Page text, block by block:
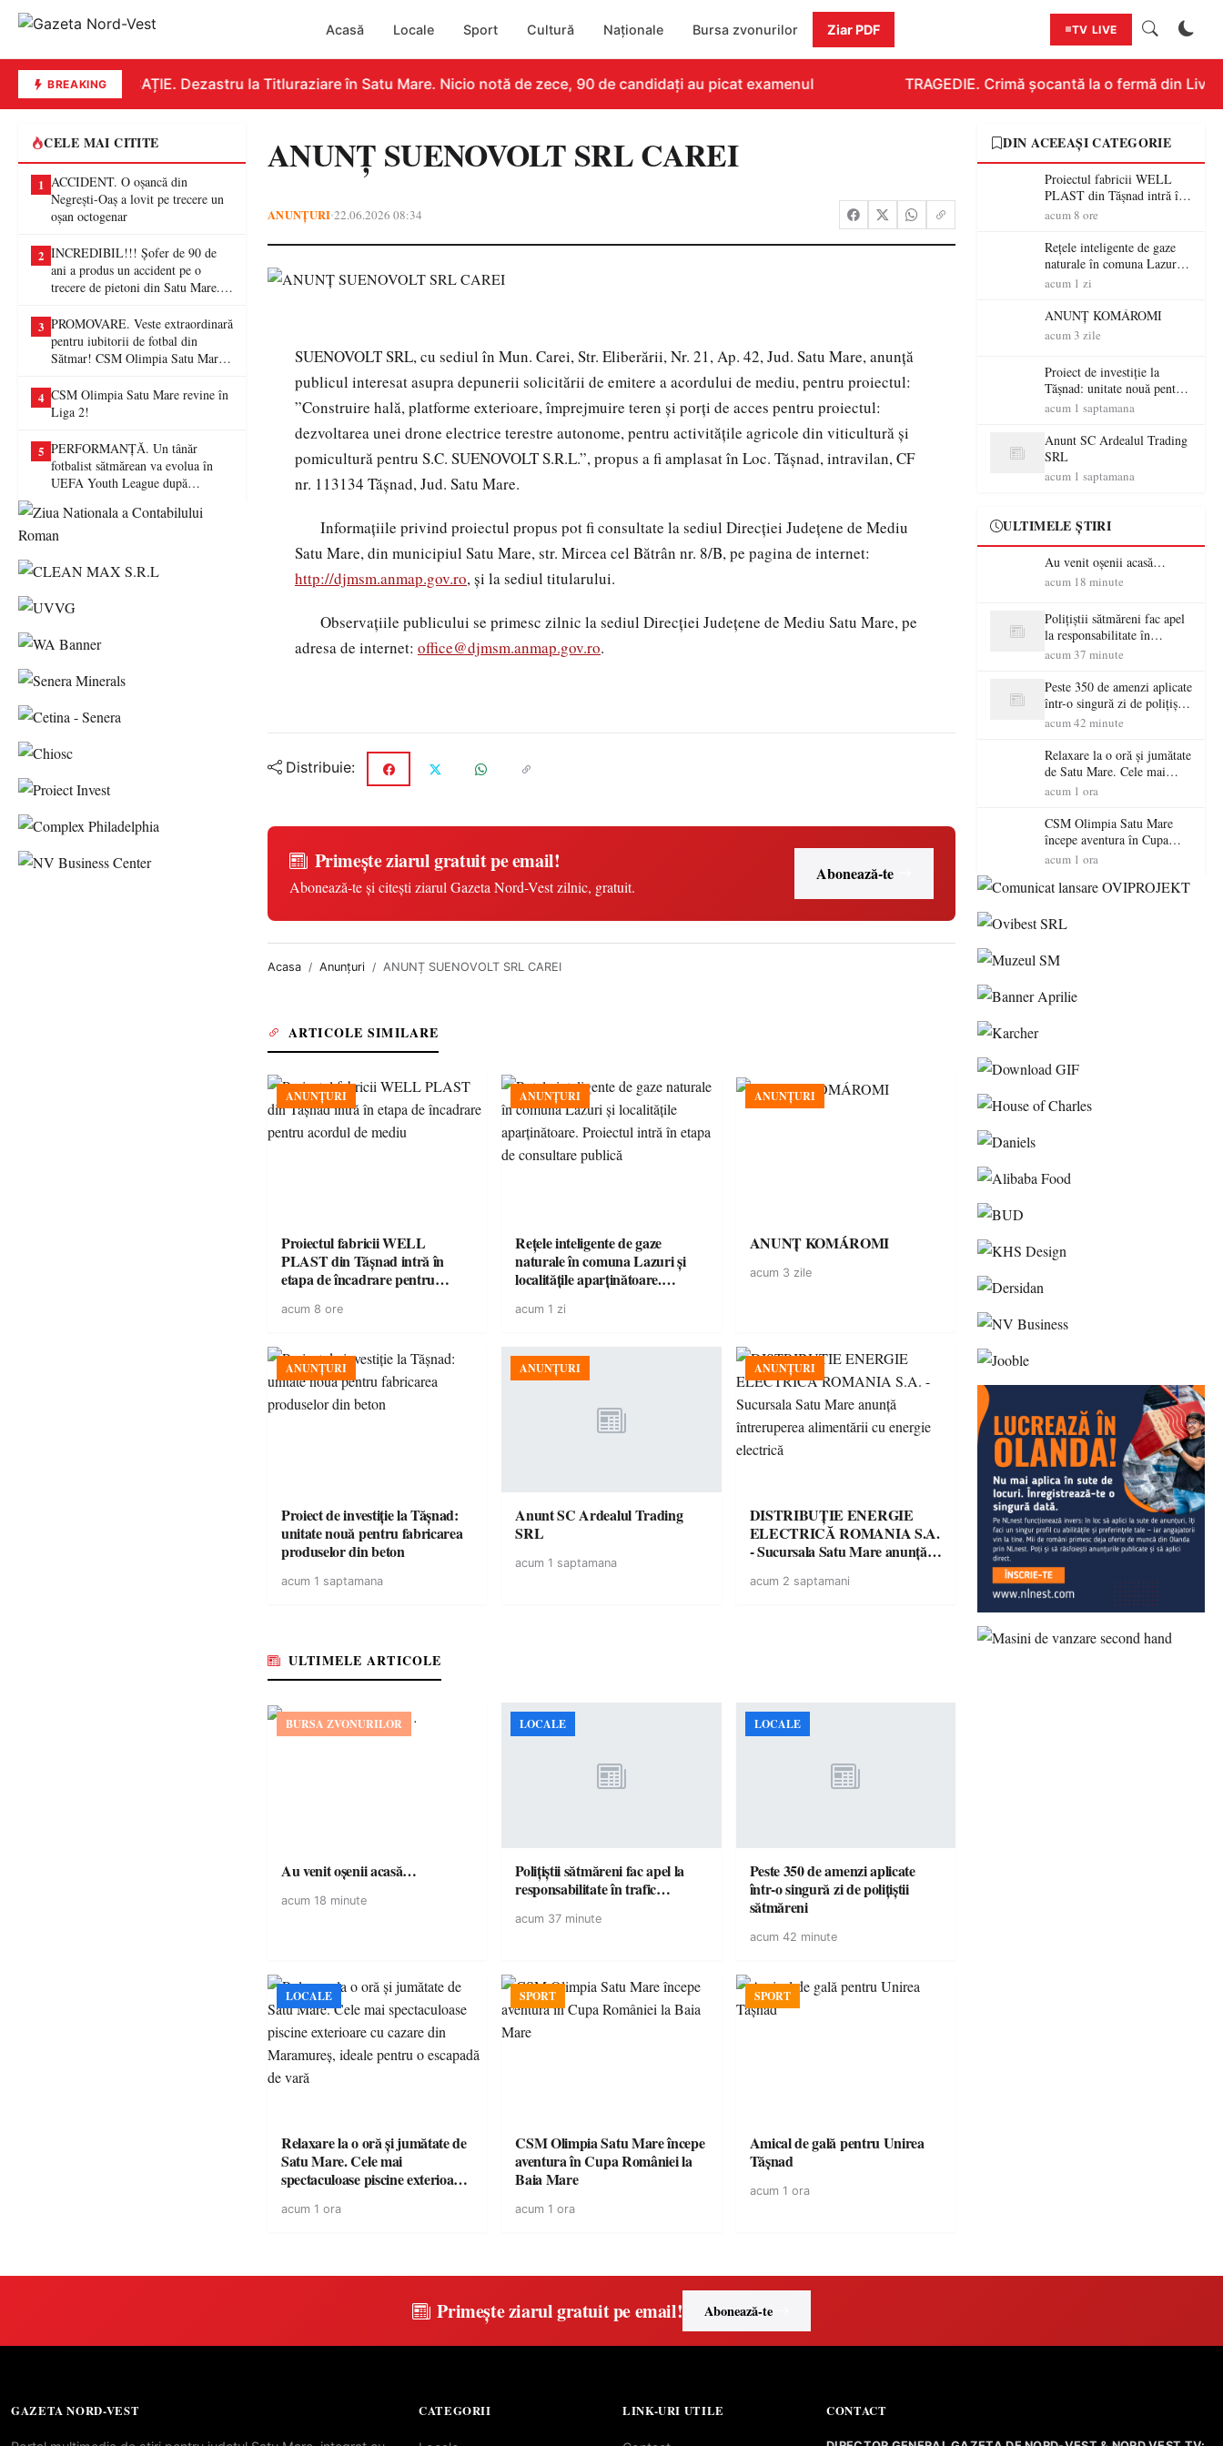
Acasă Locale Sport Cultură Naționale Bursa zvonurilor Ziar PDF TV LIVE
BREAKINGEDUCAȚIE. Dezastru la Titluraziare în Satu Mare. Nicio notă de zece, 90 de candidați au picat examenul TRAGEDIE. Crimă șocantă la o fermă din
CELE MAI CITITE
1 ACCIDENT. O oșancă din
Negrești-Oaș a lovit pe trecere un
oșan octogenar
2 INCREDIBIL!!! Șofer de 90 de
ani a produs un accident pe o
trecere de pietoni din Satu Mare. O
3 PROMOVARE. Veste extraordinară
pentru iubitorii de fotbal din
Sătmar! CSM Olimpia Satu Mare
4 CSM Olimpia Satu Mare revine în
Liga 2!
5 PERFORMANȚĂ. Un tânăr
fotbalist sătmărean va evolua în
UEFA Youth League după
ANUNȚ SUENOVOLT SRL CAREI
ANUNȚURI•22.06.2026 08:34
SUENOVOLT SRL, cu sediul în Mun. Carei, Str. Eliberării, Nr. 21, Ap. 42, Jud. Satu Mare, anunță
publicul interesat asupra depunerii solicitării de emitere a acordului de mediu, pentru proiectul:
”Construire hală, platforme exterioare, împrejmuire teren și porți de acces pentru proiectul:
dezvoltarea unei drone electrice terestre autonome, pentru activitățile agricole din viticultură și
pomicultură pentru S.C. SUENOVOLT S.R.L.”, propus a fi amplasat în Loc. Tășnad, intravilan, CF
nr. 113134 Tășnad, Jud. Satu Mare.
Informațiile privind proiectul propus pot fi consultate la sediul Direcției Județene de Mediu
Satu Mare, din municipiul Satu Mare, str. Mircea cel Bătrân nr. 8/B, pe pagina de internet:
http://djmsm.anmap.gov.ro, și la sediul titularului.
Observațiile publicului se primesc zilnic la sediul Direcției Județene de Mediu Satu Mare, pe
adresa de internet: office@djmsm.anmap.gov.ro.
Distribuie:
Primește ziarul gratuit pe email!
Abonează-te și citești ziarul Gazeta Nord-Vest zilnic, gratuit.
Abonează-te
Acasa Anunțuri ANUNȚ SUENOVOLT SRL CAREI
ARTICOLE SIMILARE
ANUNȚURI
Proiectul fabricii WELL
PLAST din Tășnad intră în
etapa de încadrare pentru
acum 8 ore
ANUNȚURI
Rețele inteligente de gaze
naturale în comuna Lazuri și
localitățile aparținătoare.
consultare publică
acum 1 zi
ANUNȚURI
ANUNȚ KOMÁROMI
acum 3 zile
ANUNȚURI
Proiect de investiție la Tășnad:
unitate nouă pentru fabricarea
produselor din beton
acum 1 saptamana
ANUNȚURI
Anunt SC Ardealul Trading
SRL
acum 1 saptamana
ANUNȚURI
DISTRIBUȚIE ENERGIE
ELECTRICĂ ROMANIA S.A.
- Sucursala Satu Mare anunţă
energie electrică
acum 2 saptamani
ULTIMELE ARTICOLE
BURSA ZVONURILOR
Au venit oșenii acasă…
acum 18 minute
LOCALE
Polițiștii sătmăreni fac apel la
responsabilitate în trafic…
acum 37 minute
LOCALE
Peste 350 de amenzi aplicate
într-o singură zi de polițiștii
sătmăreni
acum 42 minute
LOCALE
Relaxare la o oră și jumătate de
Satu Mare. Cele mai
spectaculoase piscine exterioare
pentru o escapadă de vară
acum 1 ora
SPORT
CSM Olimpia Satu Mare începe
aventura în Cupa României la
Baia Mare
acum 1 ora
SPORT
Amical de gală pentru Unirea
Tășnad
acum 1 ora
DIN ACEEAȘI CATEGORIE
Proiectul fabricii WELL
PLAST din Tășnad intră în
etapa de încadrare pentru
acum 8 ore
Rețele inteligente de gaze
naturale în comuna Lazuri și
localitățile aparținătoare.
consultare publică
acum 1 zi
ANUNȚ KOMÁROMI
acum 3 zile
Proiect de investiție la
Tășnad: unitate nouă pentru
fabricarea produselor din
acum 1 saptamana
Anunt SC Ardealul Trading
SRL
acum 1 saptamana
ULTIMELE ȘTIRI
Au venit oșenii acasă…
acum 18 minute
Polițiștii sătmăreni fac apel
la responsabilitate în
trafic…
acum 37 minute
Peste 350 de amenzi aplicate
într-o singură zi de polițiștii
sătmăreni
acum 42 minute
Relaxare la o oră și jumătate
de Satu Mare. Cele mai
spectaculoase piscine
Maramureș, ideale pentru o
escapadă de vară
acum 1 ora
CSM Olimpia Satu Mare
începe aventura în Cupa
României la Baia Mare
acum 1 ora
Primește ziarul gratuit pe email! Abonează-te
GAZETA NORD-VEST CATEGORII LINK-URI UTILE CONTACT